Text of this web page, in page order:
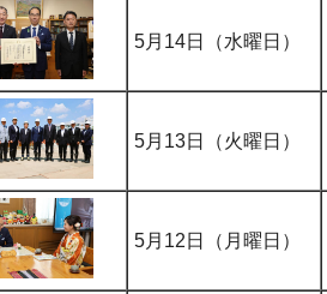
5月14日（水曜日）
5月13日（火曜日）
5月12日（月曜日）